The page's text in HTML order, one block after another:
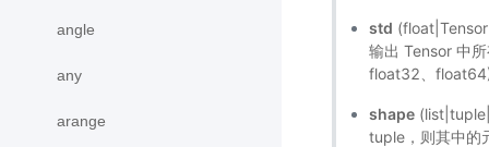
angle
any
arange
std
输出 Tensor 中
float32、
shape
tuple，则其中的